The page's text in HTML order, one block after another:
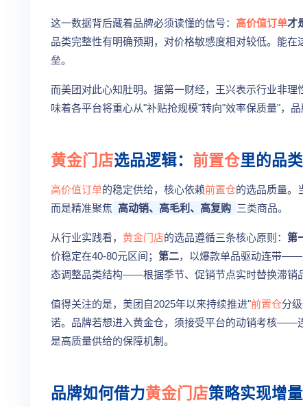
这一数据背后藏着品牌必须读懂的信号： 高价值订单才
品类完整性有明确预期，对价格敏感度相对较低。能
垒。
而美团对此心知肚明。据第一财经，王兴表示行业非
味着各平台将重心从"补贴抢规模"转向"效率保质量"，
黄金门店选品逻辑： 前置仓里的品
高价值订单的稳定供给，核心依赖前置仓的选品质量。
而是精准聚焦 高动销、高毛利、高复购 三类商品。
从行业实践看， 黄金门店的选品遵循三条核心原则： 第
价稳定在40-80元区间； 第二，以爆款单品驱动连带——
态调整品类结构——根据季节、促销节点实时替换滞销
值得关注的是，美团自2025年以来持续推进"前置仓分
诺。品牌若想进入黄金仓，须接受平台的动销考核——
是高质量供给的保障机制。
品牌如何借力黄金门店策略实现增量